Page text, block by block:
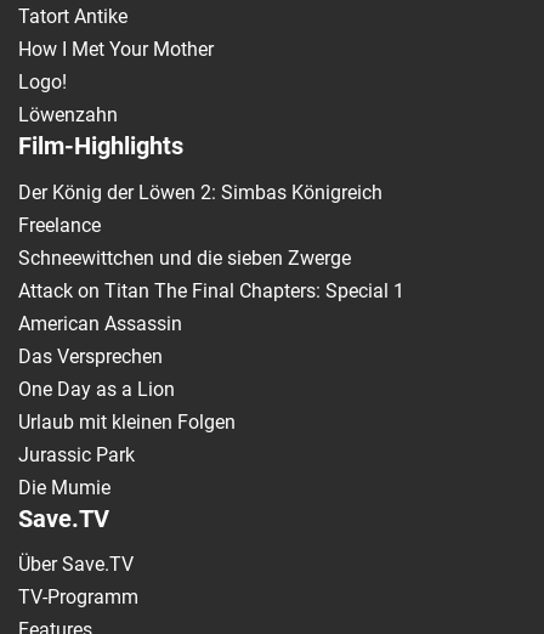
Tatort Antike
How I Met Your Mother
Logo!
Löwenzahn
Film-Highlights
Der König der Löwen 2: Simbas Königreich
Freelance
Schneewittchen und die sieben Zwerge
Attack on Titan The Final Chapters: Special 1
American Assassin
Das Versprechen
One Day as a Lion
Urlaub mit kleinen Folgen
Jurassic Park
Die Mumie
Save.TV
Über Save.TV
TV-Programm